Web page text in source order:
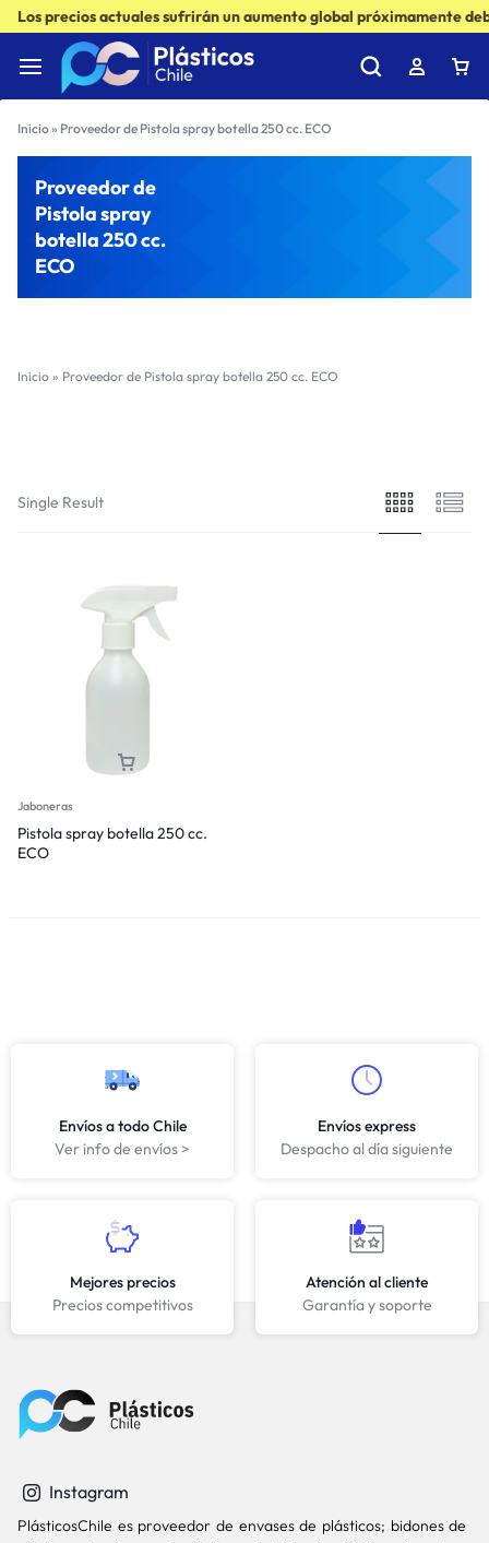
Los precios actuales sufrirán un aumento global próximamente
Inicio» Proveedor de Pistola spray botella 250 cc. ECO
Proveedor de
Pistola spray
botella 250 cc.
ECO
Inicio » Proveedor de Pistola spray botella 250 cc. ECO
Single Result
Jaboneras
Pistola spray botella 250 cc.
ECO
Envíos a todo Chile
Ver info de envíos >
Envíos express
Despacho al día siguiente
Mejores precios
Precios competitivos
Atención al cliente
Garantía y soporte
Instagram
PlásticosChile es proveedor de envases de plásticos; bidones de